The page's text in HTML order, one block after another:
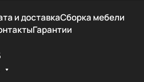
и доставкаСборка мебели
Гарантии